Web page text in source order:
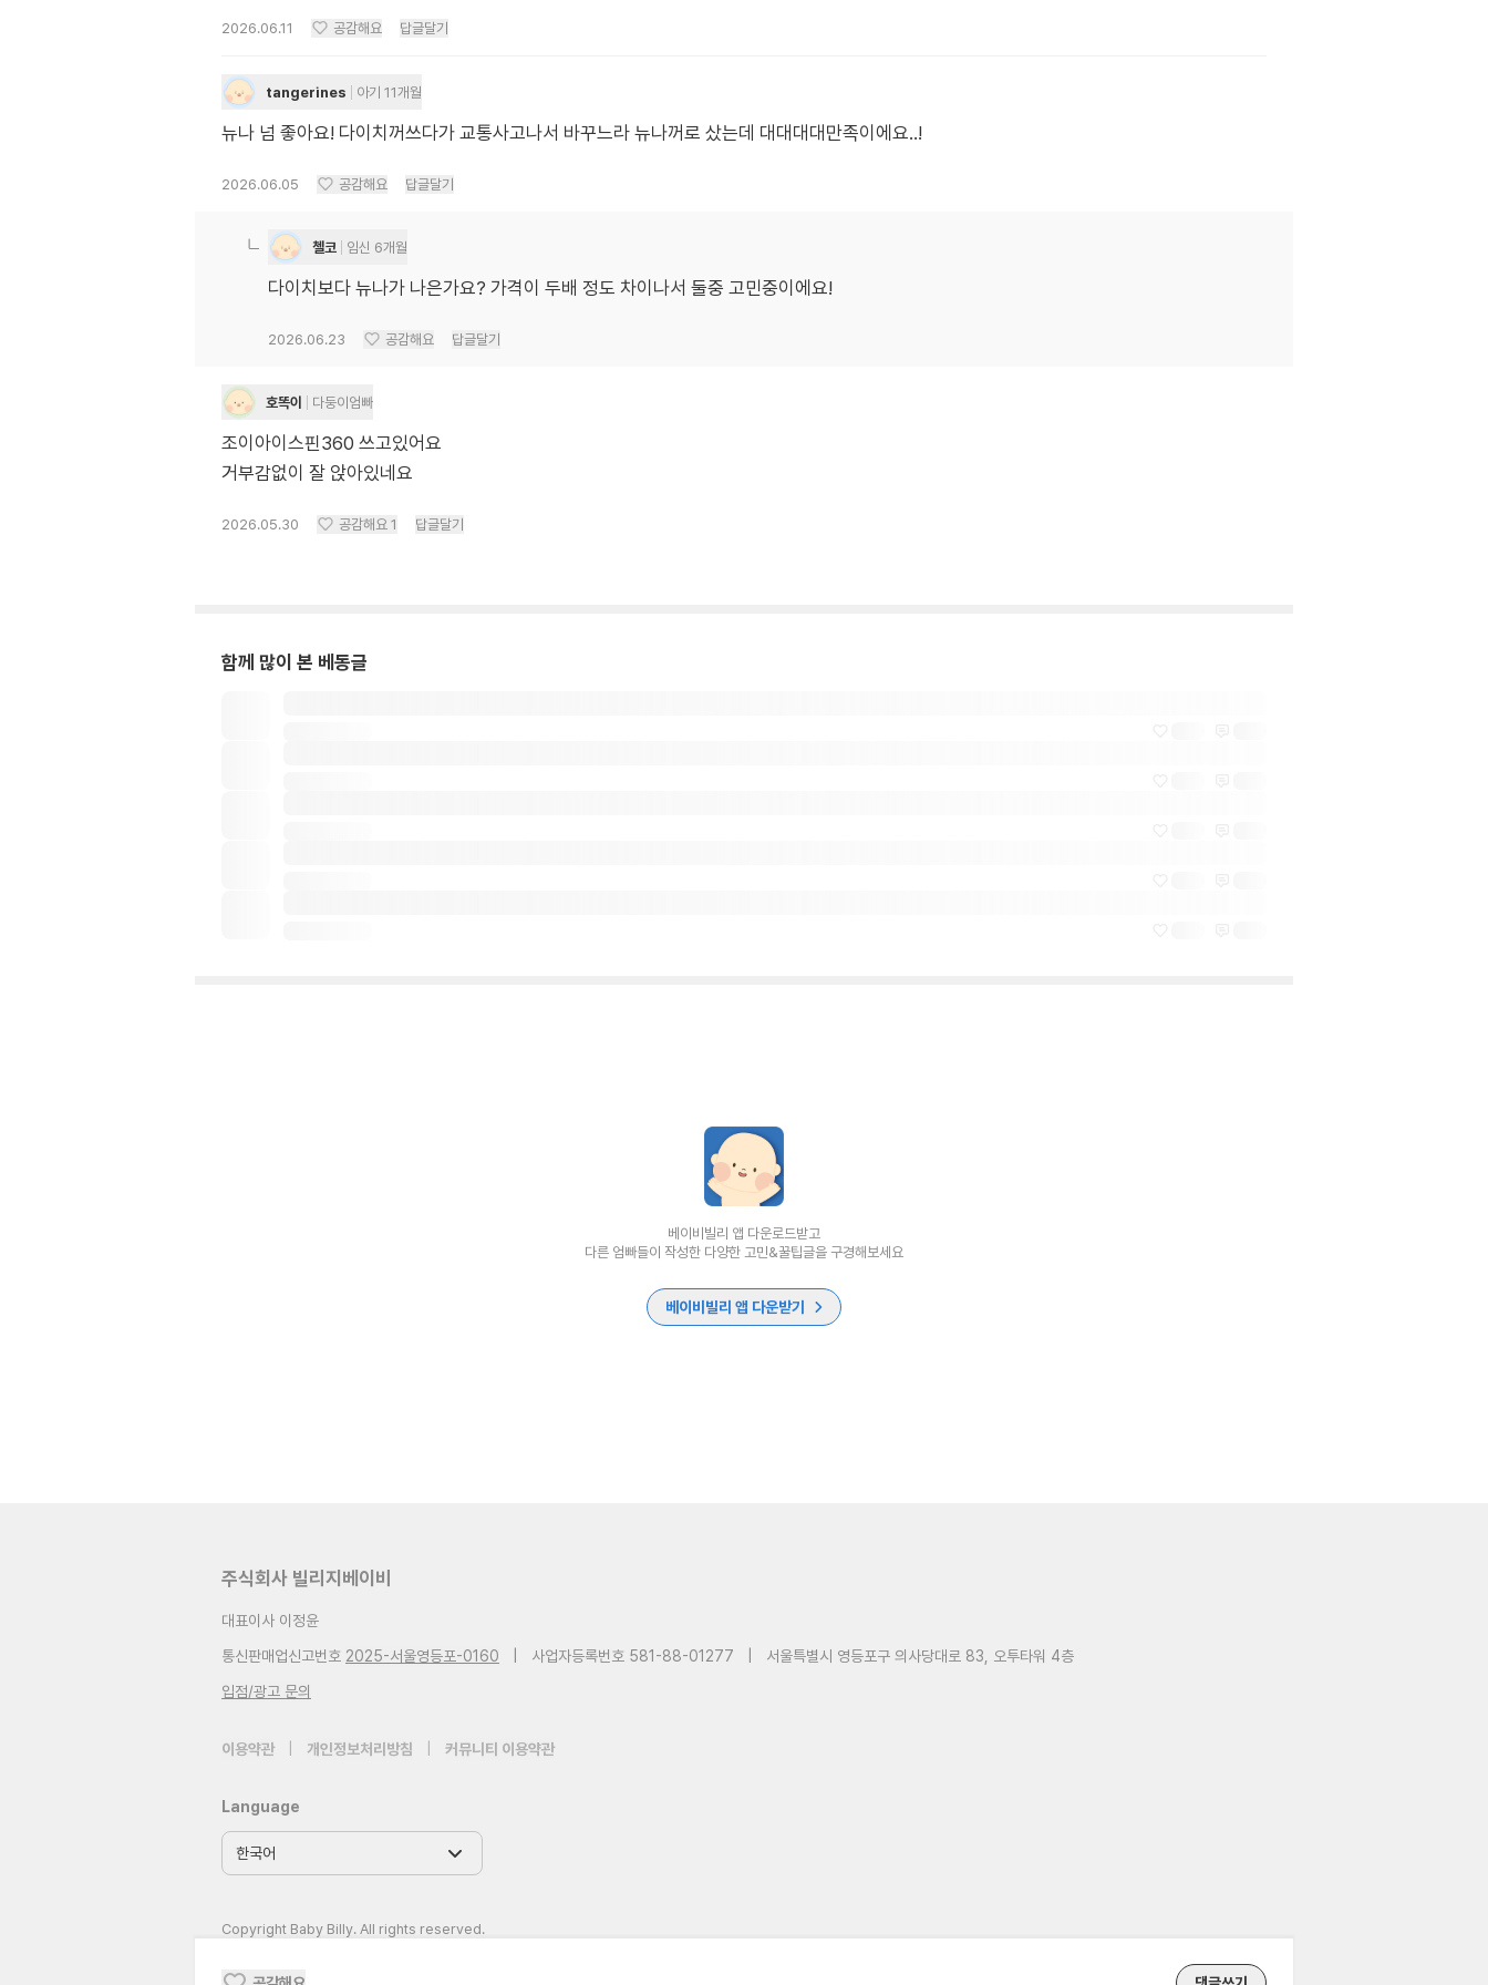
2026.06.11 공감해요 답글달기
tangerines 아기 11개월
뉴나 넘 좋아요! 다이치꺼쓰다가 교통사고나서 바꾸느라 뉴나꺼로 샀는데 대대대대만족이에요..!
2026.06.05 공감해요 답글달기
첼코 임신 6개월
다이치보다 뉴나가 나은가요? 가격이 두배 정도 차이나서 둘중 고민중이에요!
2026.06.23 공감해요 답글달기
호똑이 다둥이엄빠
조이아이스핀360 쓰고있어요
거부감없이 잘 앉아있네요
2026.05.30 공감해요 1 답글달기
함께 많이 본 베동글
베이비빌리 앱 다운로드받고
다른 엄빠들이 작성한 다양한 고민&꿀팁글을 구경해보세요
베이비빌리 앱 다운받기
주식회사 빌리지베이비
대표이사 이정윤
통신판매업신고번호 2025-서울영등포-0160 사업자등록번호 581-88-01277
서울특별시 영등포구 의사당대로 83, 오투타워 4층
입점/광고 문의
이용약관 개인정보처리방침 커뮤니티 이용약관
Language
Copyright Baby Billy. All rights reserved.